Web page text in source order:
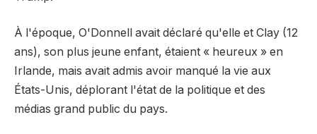
À l'époque, O'Donnell avait déclaré qu'elle et Clay (12
ans), son plus jeune enfant, étaient « heureux » en
Irlande, mais avait admis avoir manqué la vie aux
États-Unis, déplorant l'état de la politique et des
médias grand public du pays.